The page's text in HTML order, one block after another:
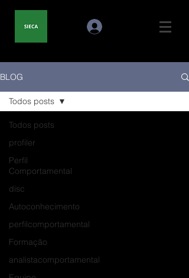
BLOG
Todos posts
profiler
Perfil
Comportamental
disc
Autoconhecimento
perfilcomportamental
Formação
analistacomportamental
Todos posts